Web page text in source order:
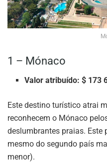
1 – Mónaco
Valor atribuído: $ 173
Este destino turístico atrai
reconhecem o Mónaco
deslumbrantes praias. Este
mesmo do segundo país
menor).